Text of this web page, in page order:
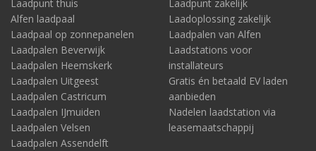
Laadpunt thuis
Alfen laadpaal
Laadpaal op zonnepanelen
Laadpalen Beverwijk
Laadpalen Heemskerk
Laadpalen Uitgeest
Laadpalen Castricum
Laadpalen IJmuiden
Laadpalen Velsen
Laadpalen Assendelft
Laadpunt zakelijk
Laadoplossing zakelijk
Laadpalen van Alfen
Laadstations voor
installateurs
Gratis én betaald EV laden
aanbieden
Nadelen laadstation via
leasemaatschappij